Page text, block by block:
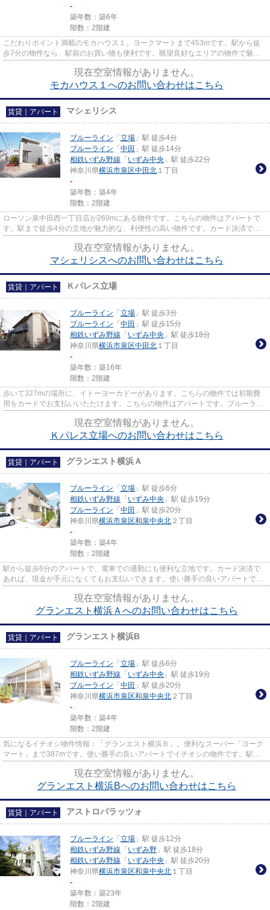
-
築年数：築6年
階数：2階建
こだわりポイント満載のモカハウス１。ヨークマートまで453mです。駅から徒
歩7分の物件なら、駅前のお買い物も便利です。眺望良好なエリアの物件で魅力
現在空室情報がありません。
モカハウス１へのお問い合わせはこちら
賃貸｜アパート マシェリシス
ブルーライン 「 立場 」駅 徒歩4分
ブルーライン 「 中田 」駅 徒歩14分
相鉄いずみ野線 「 いずみ中央 」駅 徒歩22分
神奈川県横浜市泉区中田北 １丁目
-
築年数：築4年
階数：2階建
ローソン泉中田西一丁目店が269mにある物件です。こちらの物件はアパートで
す。駅まで徒歩4分の立地が魅力的な、利便性の高い物件です。カード決済で手
現在空室情報がありません。
マシェリシスへのお問い合わせはこちら
賃貸｜アパート Ｋパレス立場
ブルーライン 「 立場 」駅 徒歩3分
ブルーライン 「 中田 」駅 徒歩15分
相鉄いずみ野線 「 いずみ中央 」駅 徒歩18分
神奈川県横浜市泉区中田北 １丁目
-
築年数：築16年
階数：2階建
歩いて327mの場所に、イトーヨーカドーがあります。こちらの物件では初期費
用をカードでお支払いいただけます。こちらの物件はアパートです。ブルーライ
現在空室情報がありません。
Ｋパレス立場へのお問い合わせはこちら
賃貸｜アパート グランエスト横浜Ａ
ブルーライン 「 立場 」駅 徒歩6分
相鉄いずみ野線 「 いずみ中央 」駅 徒歩19分
ブルーライン 「 中田 」駅 徒歩20分
神奈川県横浜市泉区和泉中央北 ２丁目
-
築年数：築4年
階数：2階建
駅から徒歩6分のアパートで、電車での通勤にも便利な立地です。カード決済で
あれば、現金が手元になくてもお支払いできます。使い勝手の良いアパートでイ
現在空室情報がありません。
グランエスト横浜Ａへのお問い合わせはこちら
賃貸｜アパート グランエスト横浜B
ブルーライン 「 立場 」駅 徒歩6分
相鉄いずみ野線 「 いずみ中央 」駅 徒歩19分
ブルーライン 「 中田 」駅 徒歩20分
神奈川県横浜市泉区和泉中央北 ２丁目
-
築年数：築4年
階数：2階建
気になるイチオシ物件情報：「グランエスト横浜Ｂ」。便利なスーパー「ヨーク
マート」まで387mです。使い勝手の良いアパートでイチオシの物件です。駅か
現在空室情報がありません。
グランエスト横浜Bへのお問い合わせはこちら
賃貸｜アパート アストロパラッツォ
ブルーライン 「 立場 」駅 徒歩12分
相鉄いずみ野線 「 いずみ野 」駅 徒歩18分
相鉄いずみ野線 「 いずみ中央 」駅 徒歩20分
神奈川県横浜市泉区和泉中央北 １丁目
-
築年数：築23年
階数：2階建